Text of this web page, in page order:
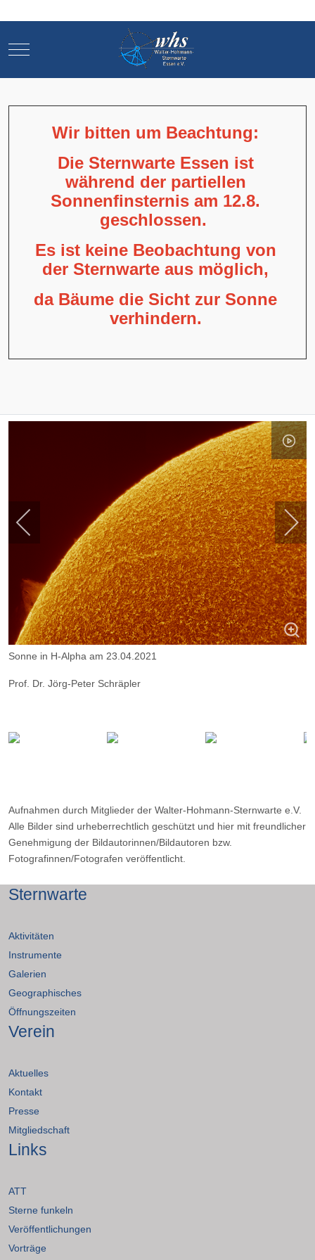
Mobile Menu Toggle
Wir bitten um Beachtung:
Die Sternwarte Essen ist
während der partiellen
Sonnenfinsternis am 12.8.
geschlossen.
Es ist keine Beobachtung von
der Sternwarte aus möglich,
da Bäume die Sicht zur Sonne
verhindern.
Sonne in H-Alpha am 23.04.2021
Prof. Dr. Jörg-Peter Schräpler
Instrument: Kamera ZWO ASI 174mm; Teleskop Takahashi FC-76
Aufnahmen durch Mitglieder der Walter-Hohmann-Sternwarte e.V.
Alle Bilder sind urheberrechtlich geschützt und hier mit freundlicher
Genehmigung der Bildautorinnen/Bildautoren bzw.
Fotografinnen/Fotografen veröffentlicht.
Sternwarte
Aktivitäten
Instrumente
Galerien
Geographisches
Öffnungszeiten
Verein
Aktuelles
Kontakt
Presse
Mitgliedschaft
Links
ATT
Sterne funkeln
Veröffentlichungen
Vorträge